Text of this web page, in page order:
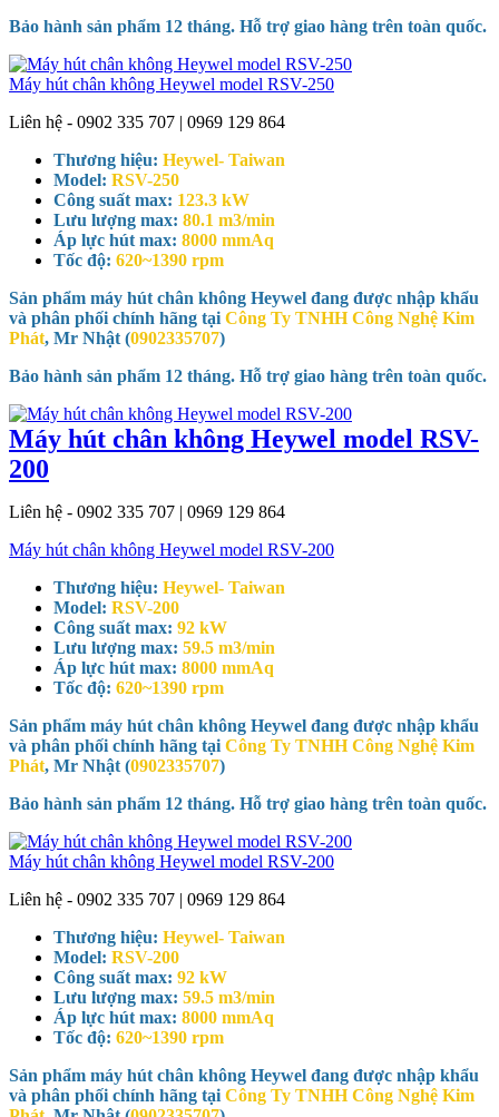
Bảo hành sản phẩm 12 tháng. Hỗ trợ giao hàng trên toàn quốc.
Máy hút chân không Heywel model RSV-250
Liên hệ - 0902 335 707 | 0969 129 864
Thương hiệu: Heywel- Taiwan
Model: RSV-250
Công suất max: 123.3 kW
Lưu lượng max: 80.1 m3/min
Áp lực hút max: 8000 mmAq
Tốc độ: 620~1390 rpm
Sản phẩm máy hút chân không Heywel đang được nhập khẩu
và phân phối chính hãng tại Công Ty TNHH Công Nghệ Kim
Phát, Mr Nhật (0902335707)
Bảo hành sản phẩm 12 tháng. Hỗ trợ giao hàng trên toàn quốc.
Máy hút chân không Heywel model RSV-
200
Liên hệ - 0902 335 707 | 0969 129 864
Máy hút chân không Heywel model RSV-200
Thương hiệu: Heywel- Taiwan
Model: RSV-200
Công suất max: 92 kW
Lưu lượng max: 59.5 m3/min
Áp lực hút max: 8000 mmAq
Tốc độ: 620~1390 rpm
Sản phẩm máy hút chân không Heywel đang được nhập khẩu
và phân phối chính hãng tại Công Ty TNHH Công Nghệ Kim
Phát, Mr Nhật (0902335707)
Bảo hành sản phẩm 12 tháng. Hỗ trợ giao hàng trên toàn quốc.
Máy hút chân không Heywel model RSV-200
Liên hệ - 0902 335 707 | 0969 129 864
Thương hiệu: Heywel- Taiwan
Model: RSV-200
Công suất max: 92 kW
Lưu lượng max: 59.5 m3/min
Áp lực hút max: 8000 mmAq
Tốc độ: 620~1390 rpm
Sản phẩm máy hút chân không Heywel đang được nhập khẩu
và phân phối chính hãng tại Công Ty TNHH Công Nghệ Kim